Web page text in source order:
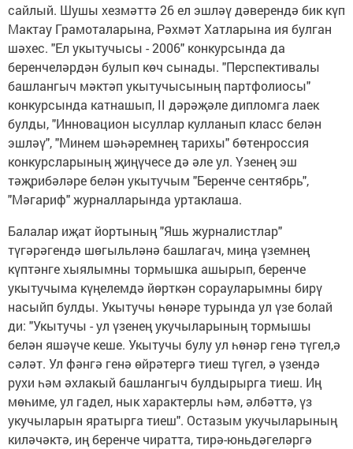
сайлый. Шушы хезмәттә 26 ел эшләү дәверендә бик күп
Мактау Грамоталарына, Рәхмәт Хатларына ия булган
шәхес. "Ел укытучысы - 2006" конкурсында да
беренчеләрдән булып көч сынады. "Перспективалы
башлангыч мәктәп укытучысының партфолиосы"
конкурсында катнашып, II дәрәҗәле дипломга лаек
булды, "Инновацион ысуллар кулланып класс белән
эшләү", "Минем шәһәремнең тарихы" бөтенроссия
конкурсларының җиңүчесе дә әле ул. Үзенең эш
тәҗрибәләре белән укытучым "Беренче сентябрь",
"Мәгариф" журналларында уртаклаша.
Балалар иҗат йортының "Яшь журналистлар"
түгәрәгендә шөгыльләнә башлагач, миңа үземнең
күптәнге хыялымны тормышка ашырып, беренче
укытучыма күңелемдә йөрткән сорауларымны бирү
насыйп булды. Укытучы һөнәре турында ул үзе болай
ди: "Укытучы - ул үзенең укучыларының тормышы
белән яшәүче кеше. Укытучы булу ул һөнәр генә түгел,ә
сәләт. Ул фәнгә генә өйрәтергә тиеш түгел, ә үзендә
рухи һәм әхлакый башлангыч булдырырга тиеш. Иң
мөһиме, ул гадел, нык характерлы һәм, әлбәттә, үз
укучыларын яратырга тиеш". Остазым укучыларының
киләчәктә, иң беренче чиратта, тирә-юньдәгеләргә